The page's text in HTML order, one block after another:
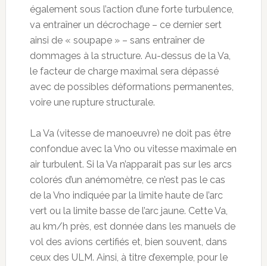
également sous l’action d’une forte turbulence,
va entraîner un décrochage – ce dernier sert
ainsi de « soupape » – sans entraîner de
dommages à la structure. Au-dessus de la Va,
le facteur de charge maximal sera dépassé
avec de possibles déformations permanentes,
voire une rupture structurale.
La Va (vitesse de manoeuvre) ne doit pas être
confondue avec la Vno ou vitesse maximale en
air turbulent. Si la Va n’apparait pas sur les arcs
colorés d’un anémomètre, ce n’est pas le cas
de la Vno indiquée par la limite haute de l’arc
vert ou la limite basse de l’arc jaune. Cette Va,
au km/h près, est donnée dans les manuels de
vol des avions certifiés et, bien souvent, dans
ceux des ULM. Ainsi, à titre d’exemple, pour le